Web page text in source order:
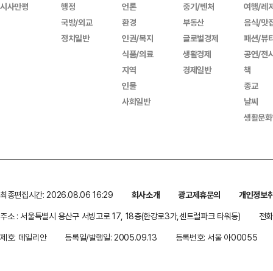
시사만평
행정
국방/외교
정치일반
언론
환경
인권/복지
식품/의료
지역
인물
사회일반
중기/벤처
부동산
글로벌경제
생활경제
경제일반
여행/레
음식/맛
패션/뷰
공연/전
책
종교
날씨
생활문
최종편집시간: 2026.08.06 16:29 회사소개 광고제휴문의
개인정보
주소 : 서울특별시 용산구 서빙고로 17, 18층(한강로3가,센트럴파크 타워동)
전
제호: 데일리안
등록일/발행일: 2005.09.13 등록번호: 서울 아00055